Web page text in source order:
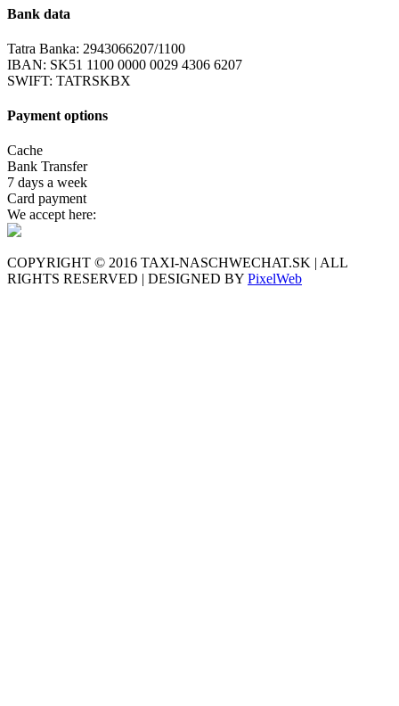
Bank data
Tatra Banka: 2943066207/1100
IBAN: SK51 1100 0000 0029 4306 6207
SWIFT: TATRSKBX
Payment options
Cache
Bank Transfer
7 days a week
Card payment
We accept here:
COPYRIGHT © 2016 TAXI-NASCHWECHAT.SK | ALL
RIGHTS RESERVED | DESIGNED BY PixelWeb